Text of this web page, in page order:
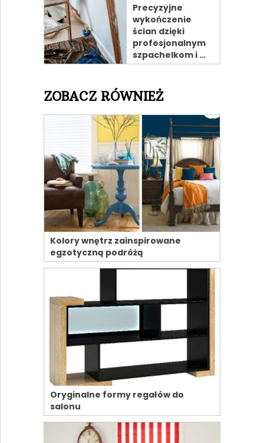
Precyzyjne
wykończenie
ścian dzięki
profesjonalnym
szpachelkom i …
ZOBACZ RÓWNIEŻ
Kolory wnętrz zainspirowane
egzotyczną podróżą
Oryginalne formy regałów do
salonu